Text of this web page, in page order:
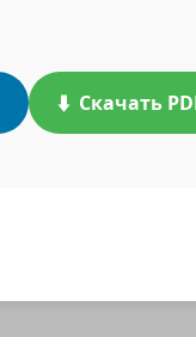
⬇️ Скачать